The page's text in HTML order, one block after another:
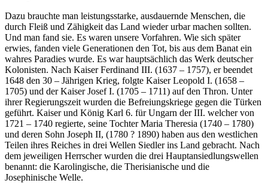
Dazu brauchte man leistungsstarke, ausdauernde Menschen, die
durch Fleiß und Zähigkeit das Land wieder urbar machen sollten.
Und man fand sie. Es waren unsere Vorfahren. Wie sich später
erwies, fanden viele Generationen den Tot, bis aus dem Banat ein
wahres Paradies wurde. Es war hauptsächlich das Werk deutscher
Kolonisten. Nach Kaiser Ferdinand III. (1637 – 1757), er beendet
1648 den 30 – Jährigen Krieg, folgte Kaiser Leopold I. (1658 –
1705) und der Kaiser Josef I. (1705 – 1711) auf den Thron. Unter
ihrer Regierungszeit wurden die Befreiungskriege gegen die Türken
geführt. Kaiser und König Karl 6. für Ungarn der III. welcher von
1721 – 1740 regierte, seine Tochter Maria Theresia (1740 – 1780)
und deren Sohn Joseph II, (1780 ? 1890) haben aus den westlichen
Teilen ihres Reiches in drei Wellen Siedler ins Land gebracht. Nach
dem jeweiligen Herrscher wurden die drei Hauptansiedlungswellen
benannt: die Karolingische, die Therisianische und die
Josephinische Welle.